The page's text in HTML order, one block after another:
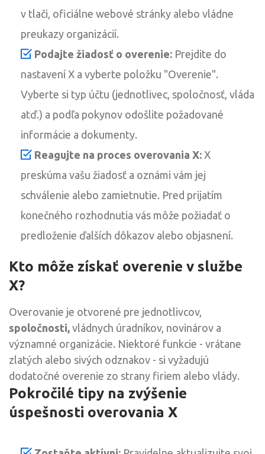
v tlači, oficiálne webové stránky alebo vládne
preukazy organizácií.
Podajte žiadosť o overenie: Prejdite do
nastavení X a vyberte položku "Overenie".
Vyberte si typ účtu (jednotlivec, spoločnosť, vláda
atď.) a podľa pokynov odošlite požadované
informácie a dokumenty.
Reagujte na proces overovania X: X
preskúma vašu žiadosť a oznámi vám jej
schválenie alebo zamietnutie. Pred prijatím
konečného rozhodnutia vás môže požiadať o
predloženie ďalších dôkazov alebo objasnení.
Kto môže získať overenie v službe
X?
Overovanie je otvorené pre jednotlivcov,
spoločnosti, vládnych úradníkov, novinárov a
významné organizácie. Niektoré funkcie - vrátane
zlatých alebo sivých odznakov - si vyžadujú
dodatočné overenie zo strany firiem alebo vlády.
Pokročilé tipy na zvýšenie
úspešnosti overovania X